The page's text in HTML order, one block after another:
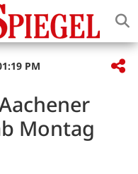
PM
Montag